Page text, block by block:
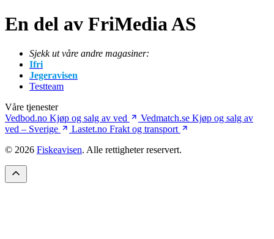
En del av FriMedia AS
Sjekk ut våre andre magasiner:
Ifri
Jegeravisen
Testteam
Våre tjenester
Vedbod.no Kjøp og salg av ved Vedmatch.se Kjøp og salg av
ved – Sverige
Lastet.no Frakt og transport
© 2026 Fiskeavisen. Alle rettigheter reservert.